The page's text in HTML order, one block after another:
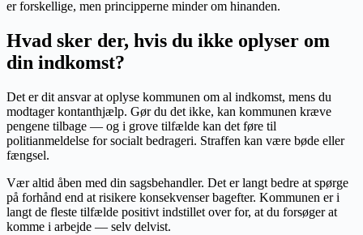
er forskellige, men principperne minder om hinanden.
Hvad sker der, hvis du ikke oplyser om
din indkomst?
Det er dit ansvar at oplyse kommunen om al indkomst, mens du
modtager kontanthjælp. Gør du det ikke, kan kommunen kræve
pengene tilbage — og i grove tilfælde kan det føre til
politianmeldelse for socialt bedrageri. Straffen kan være bøde eller
fængsel.
Vær altid åben med din sagsbehandler. Det er langt bedre at spørge
på forhånd end at risikere konsekvenser bagefter. Kommunen er i
langt de fleste tilfælde positivt indstillet over for, at du forsøger at
komme i arbejde — selv delvist.